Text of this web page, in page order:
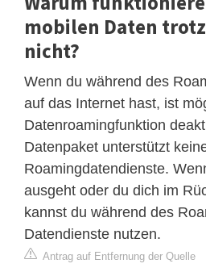
mobilen Daten
nicht?
Wenn du während des
auf das Internet hast, ist
Datenroamingfunktion
Datenpaket unterstützt
Roamingdatendienste.
ausgeht oder du dich im
kannst du während des
Datendienste nutzen.
Antrag auf Entfernung der Quelle